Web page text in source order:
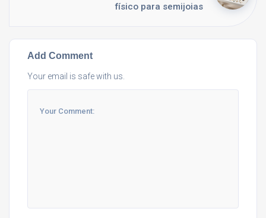
físico para semijoias
Add Comment
Your email is safe with us.